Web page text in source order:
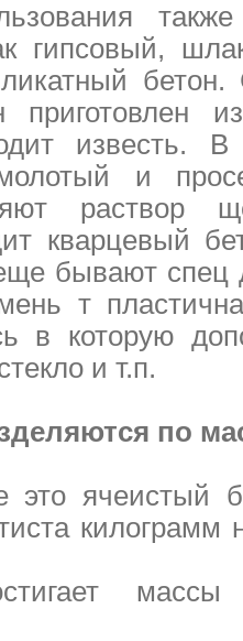
гипсовый,
бетон.
приготовлен
известь.
и
раствор
кварцевый
бывают спец
т
в которую
и т.п.
по
это ячеистый
килограмм
массы